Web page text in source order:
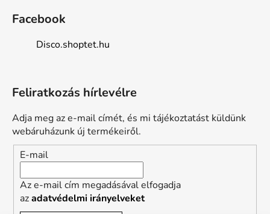
Facebook
Disco.shoptet.hu
Feliratkozás hírlevélre
Adja meg az e-mail címét, és mi tájékoztatást küldünk
webáruházunk új termékeiről.
E-mail
Az e-mail cím megadásával elfogadja
azadatvédelmi irányelveket